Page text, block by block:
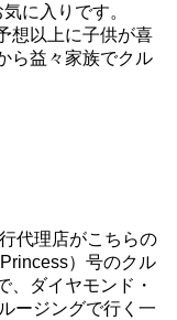
に入りです。
想以上に子供が喜
ら益々家族でクル
代理店がこちらの
）号のクル
、ダイヤモンド・
ージングで行く一